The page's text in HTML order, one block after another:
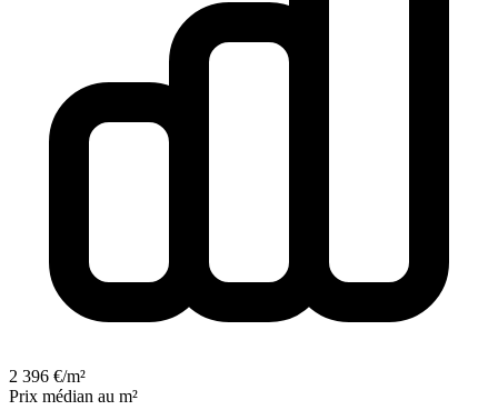
2 396 €/m²
Prix médian au m²